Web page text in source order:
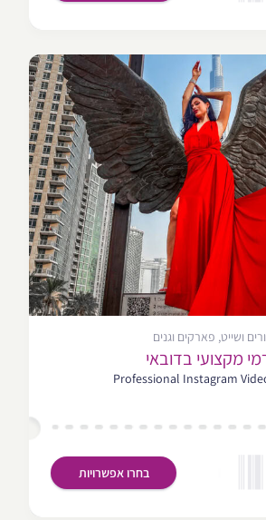
ושייט, פארקים וגנים
מקצועי בדובאי
Professional Instagram
בחרו אפשרויות